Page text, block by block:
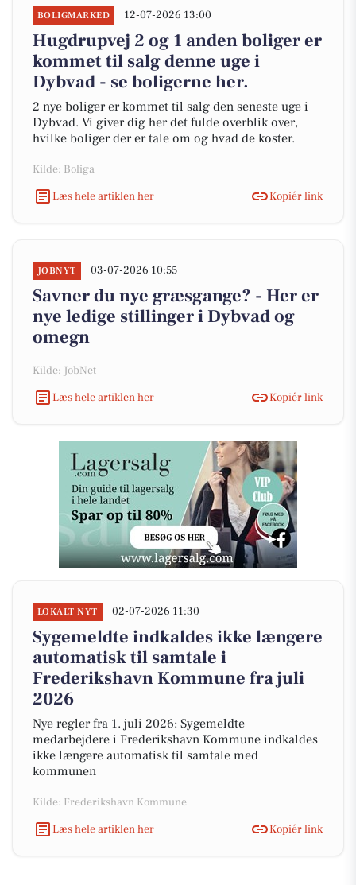
BOLIGMARKED 12-07-2026 13:00
Hugdrupvej 2 og 1 anden boliger er
kommet til salg denne uge i
Dybvad - se boligerne her.
2 nye boliger er kommet til salg den seneste uge i
Dybvad. Vi giver dig her det fulde overblik over,
hvilke boliger der er tale om og hvad de koster.
Kilde: Boliga
Læs hele artiklen her
Kopiér link
JOBNYT 03-07-2026 10:55
Savner du nye græsgange? - Her er
nye ledige stillinger i Dybvad og
omegn
Kilde: JobNet
Læs hele artiklen her
Kopiér link
LOKALT NYT 02-07-2026 11:30
Sygemeldte indkaldes ikke længere
automatisk til samtale i
Frederikshavn Kommune fra juli
2026
Nye regler fra 1. juli 2026: Sygemeldte
medarbejdere i Frederikshavn Kommune indkaldes
ikke længere automatisk til samtale med
kommunen
Kilde: Frederikshavn Kommune
Læs hele artiklen her
Kopiér link